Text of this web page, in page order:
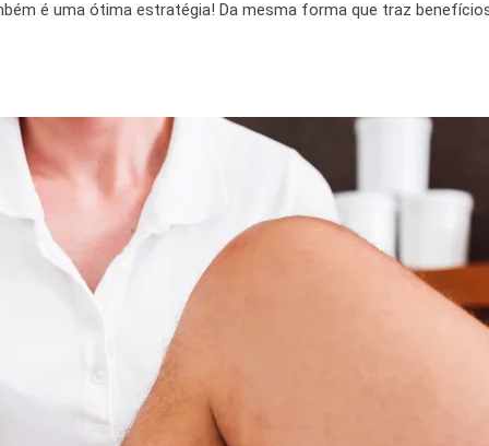
é uma ótima estratégia! Da mesma forma que traz